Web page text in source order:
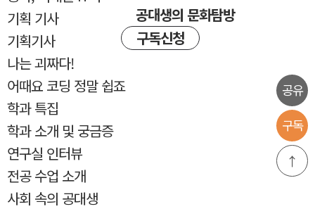
공대생의 문화탐방
구독신청
↑
공유
구독
기획 기사
기획기사
나는 괴짜다!
어때요 코딩 정말 쉽죠
학과 특집
학과 소개 및 궁금증
연구실 인터뷰
전공 수업 소개
사회 속의 공대생